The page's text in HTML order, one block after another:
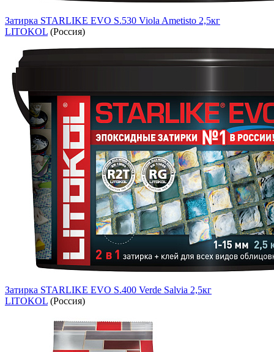
Затирка STARLIKE EVO S.530 Viola Ametisto 2,5кг
LITOKOL (Россия)
Затирка STARLIKE EVO S.400 Verde Salvia 2,5кг
LITOKOL (Россия)